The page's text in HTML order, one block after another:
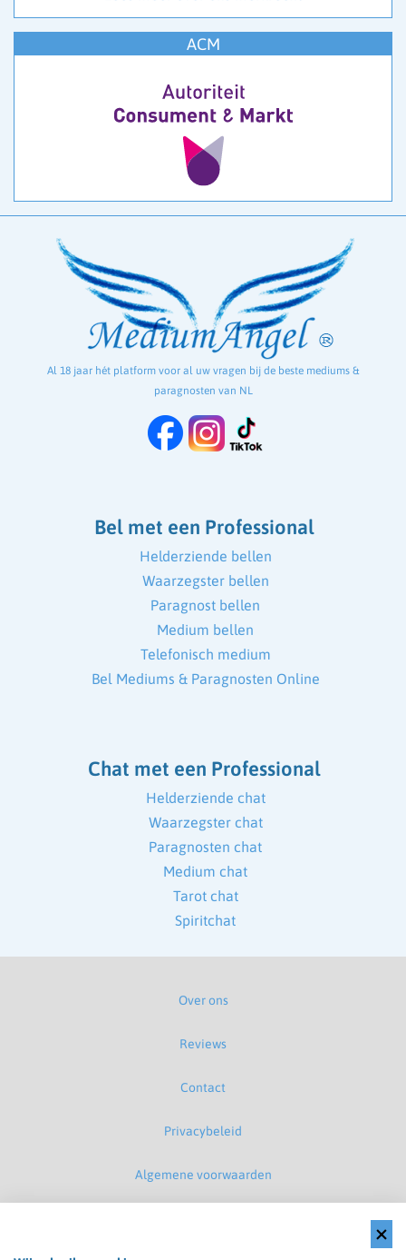
ACM
Al 18 jaar hét platform voor al uw vragen bij de beste mediums &
paragnosten van NL
Bel met een Professional
Helderziende bellen
Waarzegster bellen
Paragnost bellen
Medium bellen
Telefonisch medium
Bel Mediums & Paragnosten Online
Chat met een Professional
Helderziende chat
Waarzegster chat
Paragnosten chat
Medium chat
Tarot chat
Spiritchat
Over ons
Reviews
Contact
Privacybeleid
Algemene voorwaarden